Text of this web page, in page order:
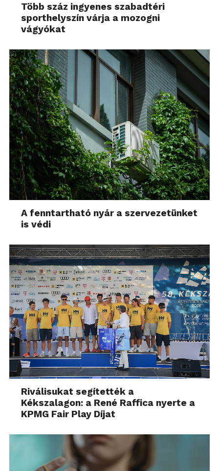
Több száz ingyenes szabadtéri
sporthelyszín várja a mozogni
vágyókat
A fenntartható nyár a szervezetünket
is védi
Riválisukat segítették a
Kékszalagon: a René Raffica nyerte a
KPMG Fair Play Díjat